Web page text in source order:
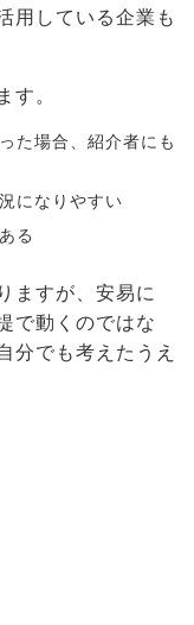
用している企業も
す。
た場合、紹介者にも
になりやすい
る
ますが、安易に
で動くのではな
分でも考えたうえ